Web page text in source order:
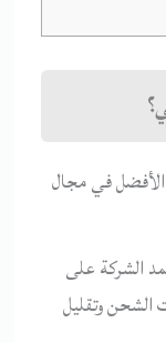
الأفضل في مجال
الشركة على
وتقليل